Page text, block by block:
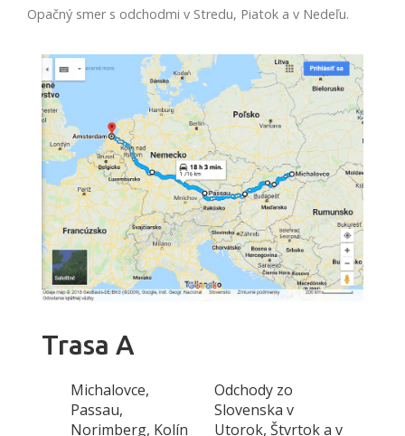
Opačný smer s odchodmi v Stredu, Piatok a v Nedeľu.
Trasa A
Michalovce,
Passau,
Norimberg, Kolín
Odchody zo
Slovenska v
Utorok, Štvrtok a v